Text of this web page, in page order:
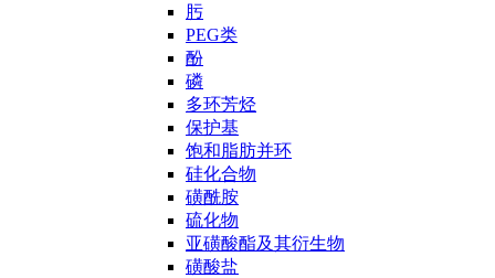
肟
PEG类
酚
磷
多环芳烃
保护基
饱和脂肪并环
硅化合物
磺酰胺
硫化物
亚磺酸酯及其衍生物
磺酸盐